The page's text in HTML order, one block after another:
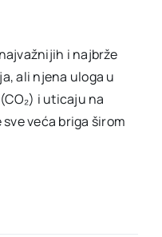
i najbrže
ali njena uloga u
i uticaju na
veća briga širom